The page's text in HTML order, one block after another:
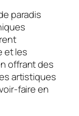
paradis
et les
offrant des
artistiques
faire en